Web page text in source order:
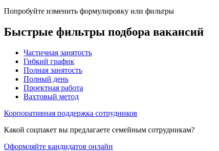
Попробуйте изменить формулировку или фильтры
Быстрые фильтры подбора вакансий
Частичная занятость
Гибкий график
Полная занятость
Полный день
Проектная работа
Вахтовый метод
Корпоративная поддержка сотрудников
Какой соцпакет вы предлагаете семейным сотрудникам?
Оформляйте кандидатов онлайн